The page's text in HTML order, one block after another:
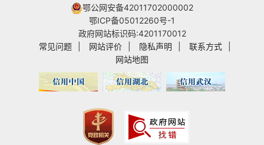
鄂公网安备42011702000002
鄂ICP备05012260号-1
政府网站标识码:4201170012
常见问题
网站评价 隐私声明 联系方式
网站地图